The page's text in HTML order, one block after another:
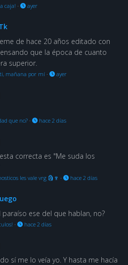
caja! · ayer
de hace 20 años editado con
que la época de cuanto
superior.
mañana por mí · ayer
que no? · hace 2 días
correcta es "Me suda los
les vale vrg 🗿🍷 · hace 2 días
paraíso ese del que hablan, no?
· hace 2 días
sí me lo veía yo. Y hasta me hacía